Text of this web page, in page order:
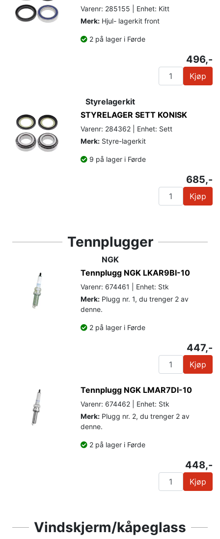
Varenr: 285155 | Enhet: Kitt
Merk: Hjul- lagerkit front
2 på lager i Førde
496,-
Kjøp
Styrelagerkit
STYRELAGER SETT KONISK
Varenr: 284362 | Enhet: Sett
Merk: Styre-lagerkit
9 på lager i Førde
685,-
Kjøp
Tennplugger
NGK
Tennplugg NGK LKAR9BI-10
Varenr: 674461 | Enhet: Stk
Merk: Plugg nr. 1, du trenger 2 av
denne.
2 på lager i Førde
447,-
Kjøp
Tennplugg NGK LMAR7DI-10
Varenr: 674462 | Enhet: Stk
Merk: Plugg nr. 2, du trenger 2 av
denne.
2 på lager i Førde
448,-
Kjøp
Vindskjerm/kåpeglass